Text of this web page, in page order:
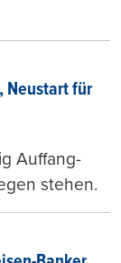
Neustart für
Auffang-
stehen.